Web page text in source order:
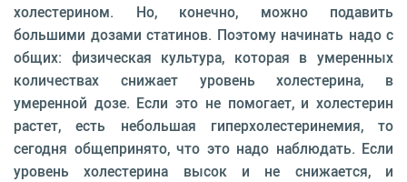
холестерином. Но, конечно, можно подавить
большими дозами статинов. Поэтому начинать надо с
общих: физическая культура, которая в умеренных
количествах снижает уровень холестерина, в
умеренной дозе. Если это не помогает, и холестерин
растет, есть небольшая гиперхолестеринемия, то
сегодня общепринято, что это надо наблюдать. Если
уровень холестерина высок и не снижается, и